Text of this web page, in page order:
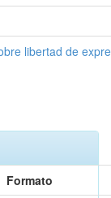
libertad de
Formato